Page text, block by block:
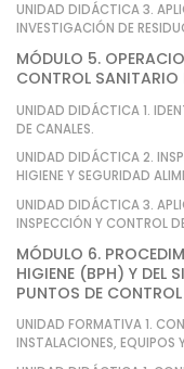
UNIDAD DIDÁCTICA 3.
INVESTIGACIÓN DE
MÓDULO 5.
CONTROL SANITARIO
UNIDAD DIDÁCTICA 1.
DE CANALES.
UNIDAD DIDÁCTICA 2.
HIGIENE Y SEGURIDAD
UNIDAD DIDÁCTICA 3.
INSPECCIÓN Y CONTROL
MÓDULO 6.
HIGIENE (BPH) Y DEL
PUNTOS DE
UNIDAD FORMATIVA 1.
INSTALACIONES, EQUIPOS